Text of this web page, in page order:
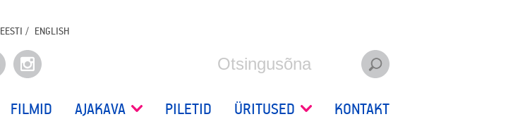
EESTI ENGLISH
FILMID AJAKAVA PILETID ÜRITUSED KONTAKT